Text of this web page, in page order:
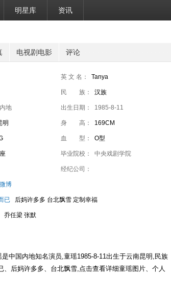
明星库 资讯
电视剧电影 评论
英 文 名： Tanya
民 族： 汉族
地 出生日期： 1985-8-11
明 身 高： 169CM
血 型： O型
毕业院校： 中央戏剧学院
经纪公司：
博
已 后妈许多多 台北飘雪 定制幸福
乔任梁 张默
中国内地知名演员,童瑶1985-8-11出生于云南昆明,民族
后妈许多多、台北飘雪,点击查看详细童瑶图片、个人